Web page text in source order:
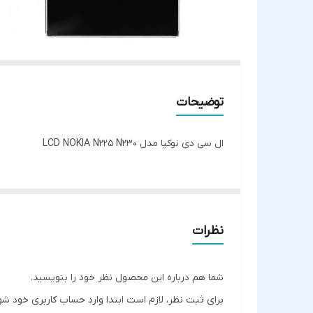
توضیحات
ال سی دی نوکیا مدل LCD NOKIA N225 N230
نظرات
شما هم درباره این محصول نظر خود را بنویسید.
برای ثبت نظر، لازم است ابتدا وارد حساب کاربری خود